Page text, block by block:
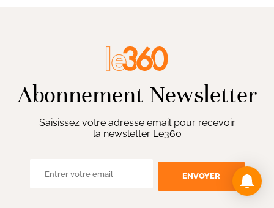
Abonnement Newsletter
Saisissez votre adresse email pour recevoir
la newsletter Le360
ENVOYER